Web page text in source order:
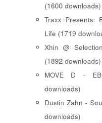
(1600 downloads)
Traxx Presents:
Life (1719
Xhin @
(1892 downloads)
MOVE D -
downloads)
Dustin Zahn -
downloads)